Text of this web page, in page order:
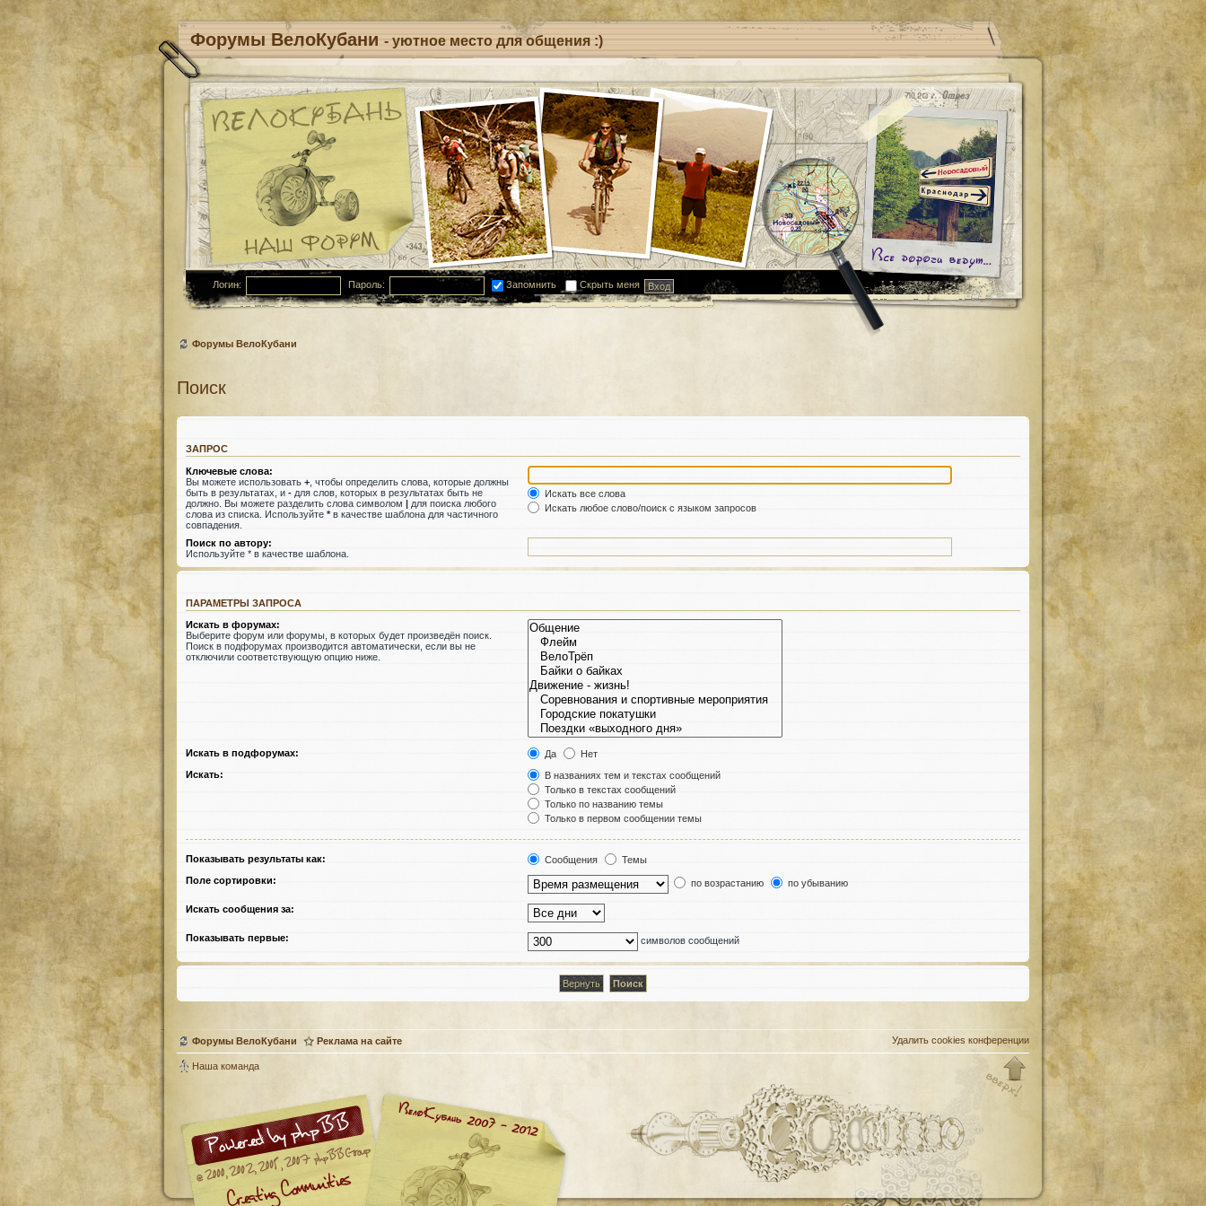
Форумы ВелоКубани - уютное место для общения :)
Логин: Пароль: Запомнить Скрыть меня
Форумы ВелоКубани
Поиск
ЗАПРОС
Ключевые слова:
Вы можете использовать + , чтобы определить слова, которые должны
быть в результатах, и - для слов, которых в результатах быть не
должно. Вы можете разделить слова символом | для поиска любого
слова из списка. Используйте *в качестве шаблона для частичного
совпадения.
Искать все слова
Искать любое слово/поиск с языком запросов
Поиск по автору:
Используйте * в качестве шаблона.
ПАРАМЕТРЫ ЗАПРОСА
Искать в форумах:
Выберите форум или форумы, в которых будет произведён поиск.
Поиск в подфорумах производится автоматически, если вы не
отключили соответствующую опцию ниже.
Искать в подфорумах: Да
Нет
Искать:
В названиях тем и текстах сообщений
Только в текстах сообщений
Только по названию темы
Только в первом сообщении темы
Показывать результаты как: Сообщения
Темы
Поле сортировки:
по возрастанию по убыванию
Искать сообщения за:
Показывать первые: символов сообщений
Форумы ВелоКубани Реклама на сайте Удалить cookies конференции
Наша команда